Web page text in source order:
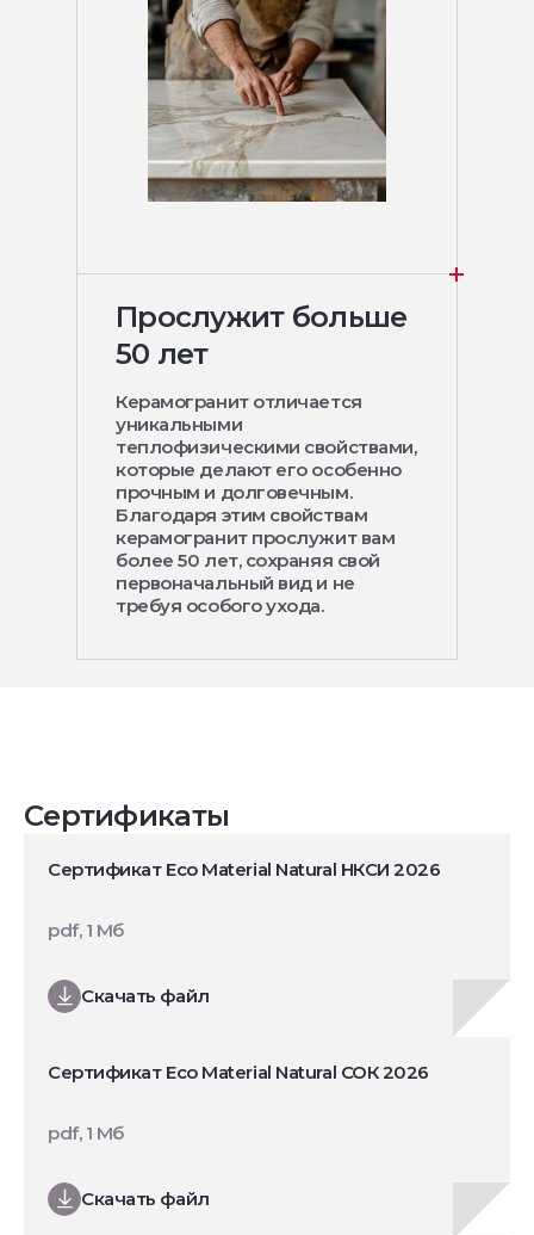
Прослужит больше
50 лет
Керамогранит отличается
уникальными
теплофизическими свойствами,
которые делают его особенно
прочным и долговечным.
Благодаря этим свойствам
керамогранит прослужит вам
более 50 лет, сохраняя свой
первоначальный вид и не
требуя особого ухода.
Сертификаты
Сертификат Eco Material Natural НКСИ 2026
Скачать файл
pdf, 1 Мб
Сертификат Eco Material Natural СОК 2026
Скачать файл
pdf, 1 Мб